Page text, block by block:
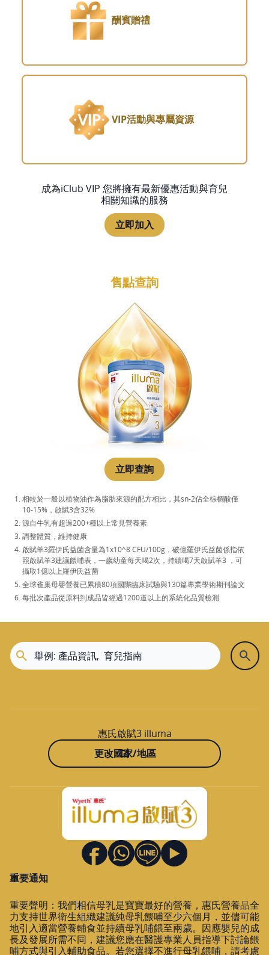
酬賓贈禮
VIP活動與專屬資源
成為iClub VIP 您將擁有最新優惠活動與育兒
相關知識的服務
立即加入
售點查詢
立即查詢
相較於一般以植物油作為脂肪來源的配方相比，其sn-2佔全棕櫚酸僅
10-15%，啟賦3含32%
源自牛乳有超過200+種以上常見營養素
調整體質，維持健康
啟賦羊3羅伊氏益菌含量為1x10^8 CFU/100g，破億羅伊氏益菌係指依
照啟賦羊3建議餵哺表，一歲幼童每天喝2次，持續喝7天啟賦羊3 ，可
攝取1億以上羅伊氏益菌
全球雀巢母嬰營養已累積80項國際臨床試驗與130篇專業學術期刊論文
每批次產品從原料到成品皆經過1200道以上的系統化品質檢測
惠氏啟賦3 illuma
更改國家/地區
重要通知
重要聲明：我們相信母乳是寶寶最好的營養，惠氏營養品全
力支持世界衛生組織建議純母乳餵哺至少六個月，並儘可能
地引入適當營養輔食並持續母乳哺餵至兩歲。因應嬰兒的成
長及發展所需不同，建議您應在醫護專業人員指導下討論餵
哺方式與引入輔助食品。若您選擇不進行母乳餵哺，請考慮